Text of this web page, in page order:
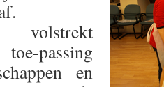
passing
en